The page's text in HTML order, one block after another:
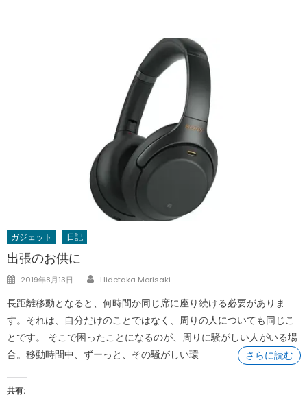
ガジェット 日記
出張のお供に
Posted
2019年8月13日 Author
Hidetaka Morisaki
長距離移動となると、何時間か同じ席に座り続ける必要がありま
す。それは、自分だけのことではなく、周りの人についても同じこ
とです。 そこで困ったことになるのが、周りに騒がしい人がいる場
合。移動時間中、ずーっと、その騒がしい環
さらに読む
共有: